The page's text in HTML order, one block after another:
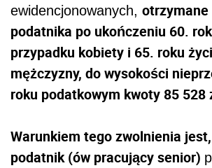
ewidencjonowanych, otrzymane
podatnika po ukończeniu 60.
przypadku kobiety i 65. roku
mężczyzny, do wysokości
roku podatkowym kwoty 85 528
Warunkiem tego zwolnienia
podatnik (ów pracujący senior)